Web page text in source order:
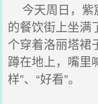
今天周日，紫
的餐饮街上坐满
个穿着洛丽塔裙
蹲在地上，嘴里
样”、“好看”。